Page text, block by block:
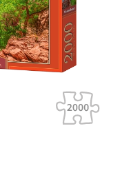
Tiger Tour
B-066339